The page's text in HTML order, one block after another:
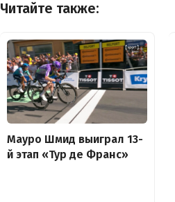
Читайте также:
Мауро Шмид выиграл 13-
й этап «Тур де Франс»